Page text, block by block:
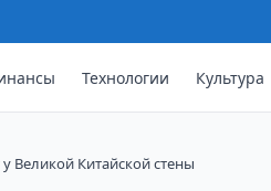
Технологии Культура
Великой Китайской стены